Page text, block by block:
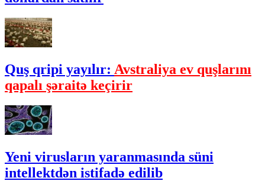
Quş qripi yayılır: Avstraliya ev quşlarını
qapalı şəraitə keçirir
Yeni virusların yaranmasında süni
intellektdən istifadə edilib